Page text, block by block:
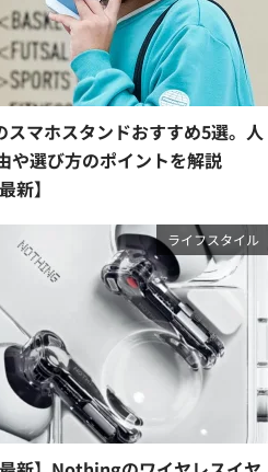
スマホスタンドおすすめ5選。人
や選び方のポイントを解説
新】
ライフスタイル